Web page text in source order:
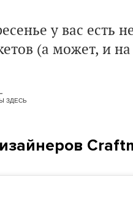
у вас есть
(а может, и на
ЗДЕСЬ